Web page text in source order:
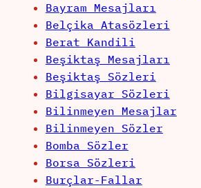
Bayram Mesajları
Belçika Atasözleri
Berat Kandili
Beşiktaş Mesajları
Beşiktaş Sözleri
Bilgisayar Sözleri
Bilinmeyen Mesajlar
Bilinmeyen Sözler
Bomba Sözler
Borsa Sözleri
Burçlar-Fallar